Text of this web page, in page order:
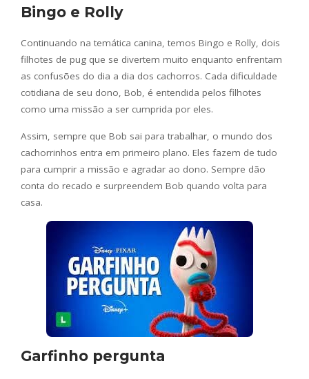
Bingo e Rolly
Continuando na temática canina, temos Bingo e Rolly, dois
filhotes de pug que se divertem muito enquanto enfrentam
as confusões do dia a dia dos cachorros. Cada dificuldade
cotidiana de seu dono, Bob, é entendida pelos filhotes
como uma missão a ser cumprida por eles.
Assim, sempre que Bob sai para trabalhar, o mundo dos
cachorrinhos entra em primeiro plano. Eles fazem de tudo
para cumprir a missão e agradar ao dono. Sempre dão
conta do recado e surpreendem Bob quando volta para
casa.
Garfinho pergunta